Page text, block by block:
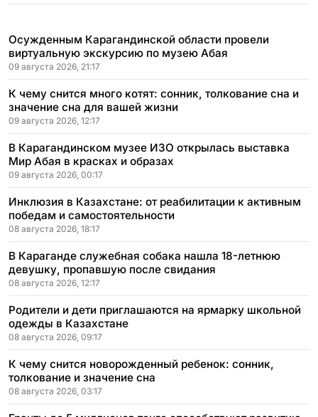
Осужденным Карагандинской области провели
виртуальную экскурсию по музею Абая
09 августа 2026, 21:17
К чему снится много котят: сонник, толкование сна и
значение сна для вашей жизни
09 августа 2026, 12:17
В Карагандинском музее ИЗО открылась выставка
Мир Абая в красках и образах
09 августа 2026, 00:17
Инклюзия в Казахстане: от реабилитации к активным
победам и самостоятельности
08 августа 2026, 18:17
В Караганде служебная собака нашла 18-летнюю
девушку, пропавшую после свидания
08 августа 2026, 12:17
Родители и дети приглашаются на ярмарку школьной
одежды в Казахстане
08 августа 2026, 09:17
К чему снится новорожденный ребенок: сонник,
толкование и значение сна
08 августа 2026, 03:17